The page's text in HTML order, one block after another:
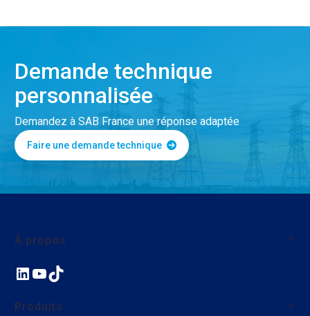
Demande technique
personnalisée
Demandez à SAB France une réponse adaptée
Faire une demande technique
À propos
À propos de SAB France
Nos actions environnementales et sociales
LinkedIn
YouTube
TikTok
Produits